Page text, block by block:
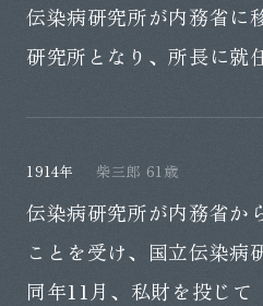
伝染病研究所が内務省に
研究所となり、所長に就
1914年 柴三郎 61歳
伝染病研究所が内務省か
ことを受け、国立伝染病
同年11月、私財を投じて